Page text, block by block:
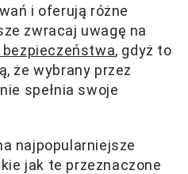
i oferują różne
zwracaj uwagę na
, gdyż to
że wybrany przez
spełnia swoje
najpopularniejsze
jak te przeznaczone